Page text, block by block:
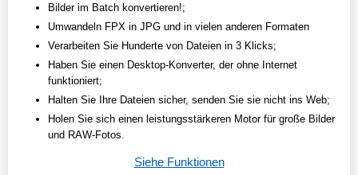
Bilder im Batch konvertieren!;
Umwandeln FPX in JPG und in vielen anderen Formaten
Verarbeiten Sie Hunderte von Dateien in 3 Klicks;
Haben Sie einen Desktop-Konverter, der ohne Internet
funktioniert;
Halten Sie Ihre Dateien sicher, senden Sie sie nicht ins Web;
Holen Sie sich einen leistungsstärkeren Motor für große Bilder
und RAW-Fotos.
Siehe Funktionen